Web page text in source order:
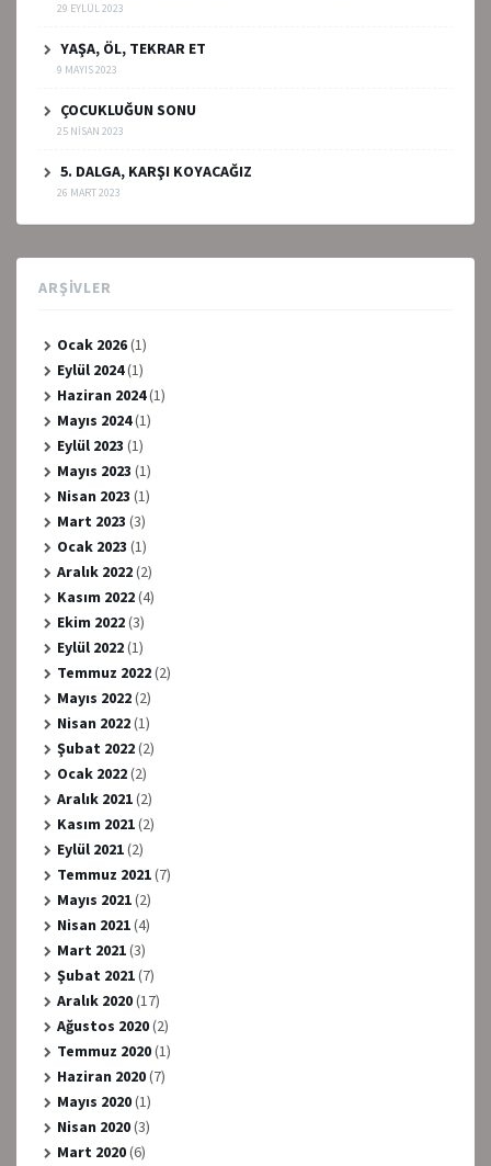
29 EYLÜL 2023
YAŞA, ÖL, TEKRAR ET
9 MAYIS 2023
ÇOCUKLUĞUN SONU
25 NISAN 2023
5. DALGA, KARŞI KOYACAĞIZ
26 MART 2023
ARŞIVLER
Ocak 2026(1)
Eylül 2024(1)
Haziran 2024(1)
Mayıs 2024(1)
Eylül 2023 (1)
Mayıs 2023 (1)
Nisan 2023 (1)
Mart 2023 (3)
Ocak 2023 (1)
Aralık 2022(2)
Kasım 2022(4)
Ekim 2022(3)
Eylül 2022(1)
Temmuz 2022(2)
Mayıs 2022(2)
Nisan 2022(1)
Şubat 2022(2)
Ocak 2022(2)
Aralık 2021(2)
Kasım 2021(2)
Eylül 2021(2)
Temmuz 2021(7)
Mayıs 2021(2)
Nisan 2021(4)
Mart 2021(3)
Şubat 2021(7)
Aralık 2020(17)
Ağustos 2020(2)
Temmuz 2020(1)
Haziran 2020(7)
Mayıs 2020(1)
Nisan 2020(3)
Mart 2020(6)